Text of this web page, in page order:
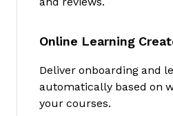
Online Learning
Deliver onboarding and
automatically based on
your courses.